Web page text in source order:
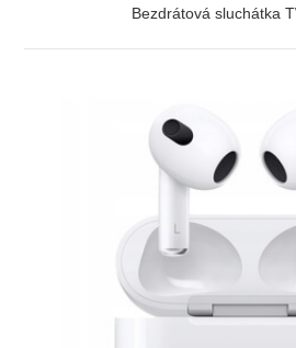
Bezdrátová sluchátka